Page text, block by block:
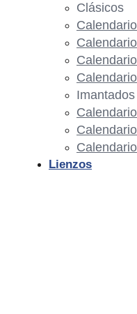
Clásicos
Imantados
Lienzos